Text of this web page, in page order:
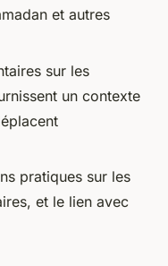
et autres
sur les
un contexte
pratiques sur les
et le lien avec